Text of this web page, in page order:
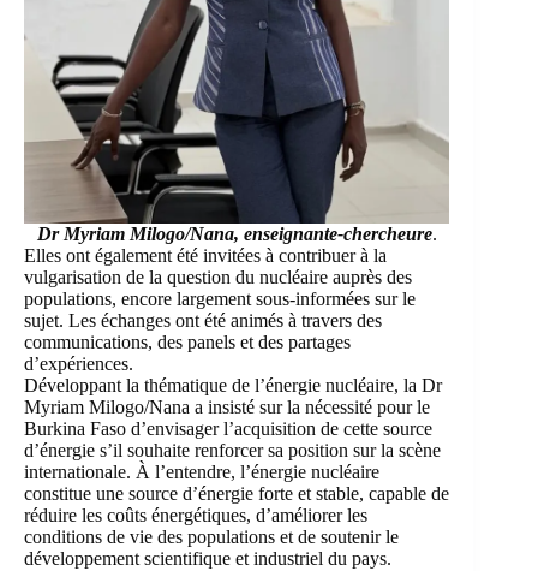
Dr Myriam Milogo/Nana, enseignante-chercheure.
Elles ont également été invitées à contribuer à la
vulgarisation de la question du nucléaire auprès des
populations, encore largement sous-informées sur le
sujet. Les échanges ont été animés à travers des
communications, des panels et des partages
d’expériences.
Développant la thématique de l’énergie nucléaire, la Dr
Myriam Milogo/Nana a insisté sur la nécessité pour le
Burkina Faso d’envisager l’acquisition de cette source
d’énergie s’il souhaite renforcer sa position sur la scène
internationale. À l’entendre, l’énergie nucléaire
constitue une source d’énergie forte et stable, capable de
réduire les coûts énergétiques, d’améliorer les
conditions de vie des populations et de soutenir le
développement scientifique et industriel du pays.